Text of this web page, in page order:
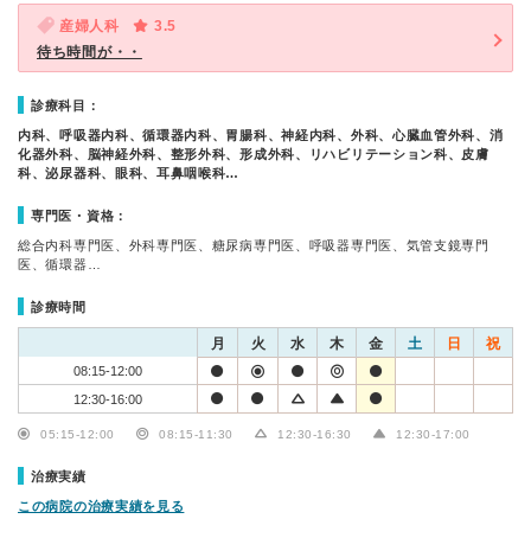
産婦人科
3.5
待ち時間が・・
診療科目：
内科、呼吸器内科、循環器内科、胃腸科、神経内科、外科、心臓血管外科、消
化器外科、脳神経外科、整形外科、形成外科、リハビリテーション科、皮膚
科、泌尿器科、眼科、耳鼻咽喉科…
専門医・資格：
総合内科専門医、外科専門医、糖尿病専門医、呼吸器専門医、気管支鏡専門
医、循環器…
診療時間
月 火 水 木 金 土 日 祝
08:15-12:00
12:30-16:00
05:15-12:00 08:15-11:30 12:30-16:30 12:30-17:00
治療実績
この病院の治療実績を見る